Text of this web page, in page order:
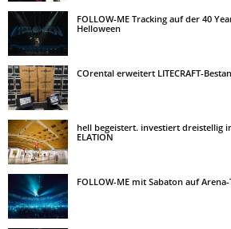
FOLLOW-ME Tracking auf der 40
Helloween
COrental erweitert LITECRAFT-
hell begeistert. investiert dreistellig
ELATION
FOLLOW-ME mit Sabaton auf